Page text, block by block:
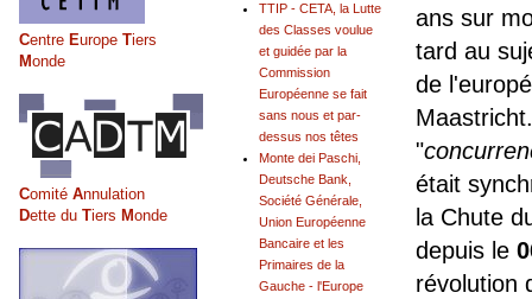
ans sur
tard au
de
"
était
la Chute
depuis le
révolution
TTIP - CETA, la Lutte
des Classes voulue
et guidée par la
Commission
Européenne se fait
sans nous et par-
dessus nos têtes
Monte dei Paschi,
Deutsche Bank,
Société Générale,
Union Européenne
Bancaire et les
Primaires de la
Gauche - l'Europe
Centre Europe Tiers
Monde
Comité Annulation
Dette du Tiers Monde